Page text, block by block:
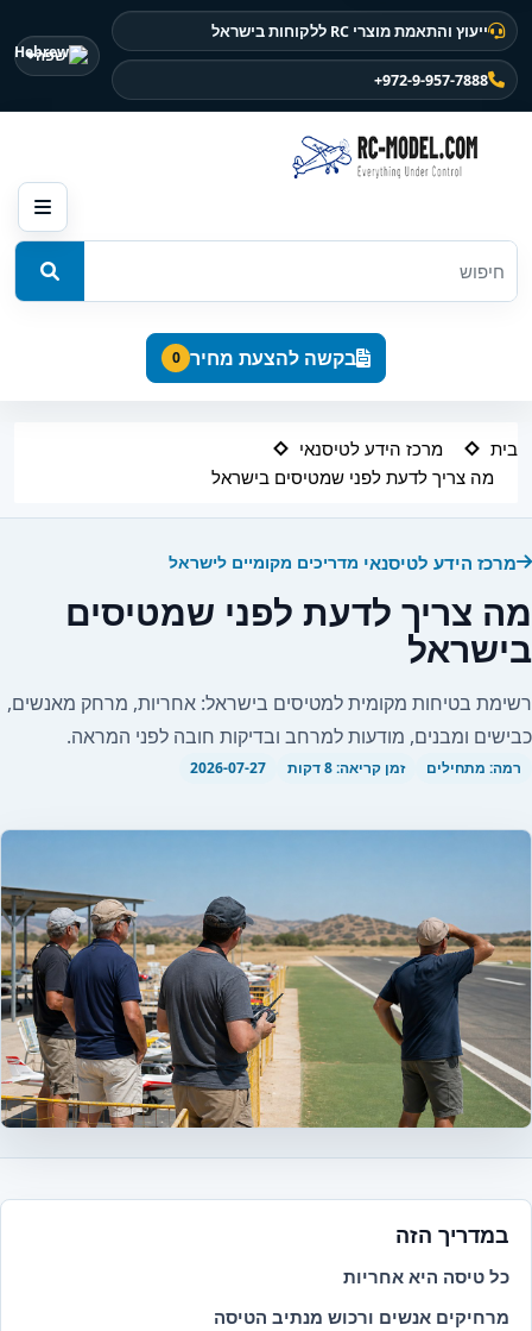
ייעוץ והתאמת מוצרי RC ללקוחות בישראל
+972-9-957-7888
שפה
בקשה להצעת מחיר 0
בית
מרכז הידע לטיסנאי
מה צריך לדעת לפני שמטיסים בישראל
מרכז הידע לטיסנאי מדריכים מקומיים לישראל
מה צריך לדעת לפני שמטיסים
בישראל
רשימת בטיחות מקומית למטיסים בישראל: אחריות, מרחק מאנשים,
כבישים ומבנים, מודעות למרחב ובדיקות חובה לפני המראה.
רמה: מתחילים זמן קריאה: 8 דקות 2026-07-27
במדריך הזה
כל טיסה היא אחריות
מרחיקים אנשים ורכוש מנתיב הטיסה